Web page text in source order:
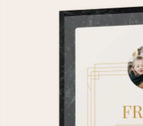
4,8 (basierend auf
Unsere Geschenke
4,8 bei Google Reviews
die wir versenden).